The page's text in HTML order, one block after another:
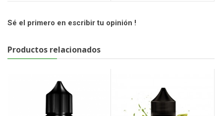
Sé el primero en escribir tu opinión !
Productos relacionados